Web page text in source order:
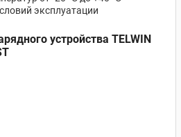
эксплуатации
устройства TELWIN